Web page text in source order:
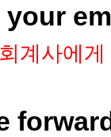
your
계사에